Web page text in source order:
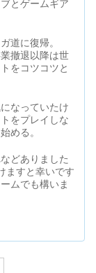
とゲームギア
道に復帰。
撤退以降は世
をコツコツと
なっていたけ
をプレイしな
める。
どありました
ますと幸いです
ムでも構いま